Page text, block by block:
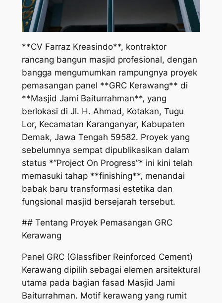
**CV Farraz Kreasindo**, kontraktor
rancang bangun masjid profesional, dengan
bangga mengumumkan rampungnya proyek
pemasangan panel **GRC Kerawang** di
**Masjid Jami Baiturrahman**, yang
berlokasi di Jl. H. Ahmad, Kotakan, Tugu
Lor, Kecamatan Karanganyar, Kabupaten
Demak, Jawa Tengah 59582. Proyek yang
sebelumnya sempat dipublikasikan dalam
status *”Project On Progress”* ini kini telah
memasuki tahap **finishing**, menandai
babak baru transformasi estetika dan
fungsional masjid bersejarah tersebut.
## Tentang Proyek Pemasangan GRC
Kerawang
Panel GRC (Glassfiber Reinforced Cement)
Kerawang dipilih sebagai elemen arsitektural
utama pada bagian fasad Masjid Jami
Baiturrahman. Motif kerawang yang rumit